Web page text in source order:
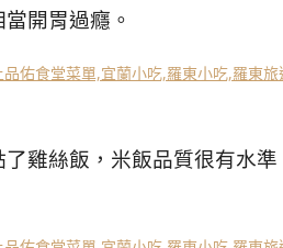
開胃過癮。
雞絲飯，米飯品質很有水